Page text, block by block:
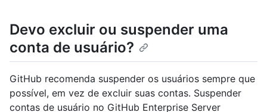
Devo excluir ou suspender uma
conta de usuário?
GitHub recomenda suspender os usuários sempre que
possível, em vez de excluir suas contas. Suspender
contas de usuário no GitHub Enterprise Server